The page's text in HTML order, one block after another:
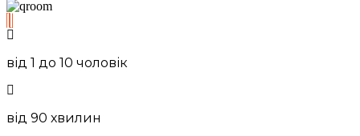
від 1 до 10 чоловік
від 90 хвилин